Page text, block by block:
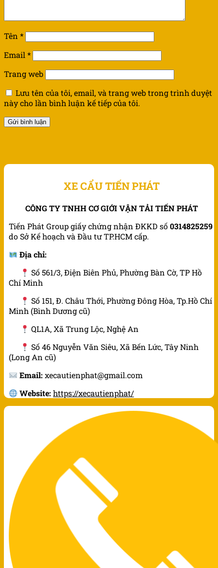
Tên *
Email *
Trang web
Lưu tên của tôi, email, và trang web trong trình duyệt
này cho lần bình luận kế tiếp của tôi.
XE CẨU TIẾN PHÁT
CÔNG TY TNHH CƠ GIỚI VẬN TẢI TIẾN PHÁT
Tiến Phát Group giấy chứng nhận ĐKKD số0314825259
do Sở Kế hoạch và Đầu tư TP.HCM cấp.
Địa chỉ:
Số 561/3, Điện Biên Phủ, Phường Bàn Cờ, TP Hồ
Chí Minh
Số 151, Đ. Châu Thới, Phường Đông Hòa, Tp.Hồ Chí
Minh (Bình Dương cũ)
QL1A, Xã Trung Lộc, Nghệ An
Số 46 Nguyễn Văn Siêu, Xã Bến Lức, Tây Ninh
(Long An cũ)
Email:xecautienphat@gmail.com
Website:https://xecautienphat/